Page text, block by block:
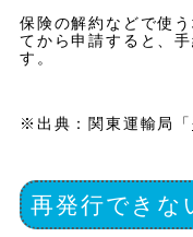
保険の解約などで使
てから申請すると、
す。
※出典：関東運輸局「
再発行できな